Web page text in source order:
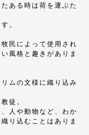
ある時は荷を運ぶた
。
民によって使用され
風格と趣きがありま
ムの文様に織り込み
徒。
人や動物など、わか
り込むことはありま